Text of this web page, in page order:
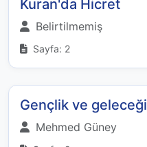
Kuran'da Hicret
Belirtilmemiş
Sayfa: 2
Gençlik ve geleceği
Mehmed Güney